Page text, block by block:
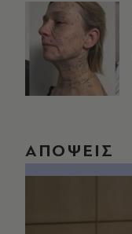
ΑΠΟΨΕΙΣ